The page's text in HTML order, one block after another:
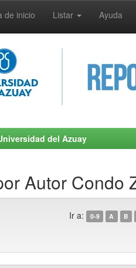
de inicio Listar Ayuda
del Azuay
Autor Condo
Ir a: 0-9 A B